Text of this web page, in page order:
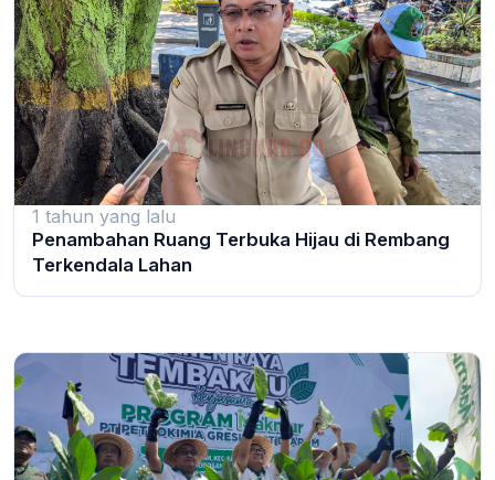
1 tahun yang lalu
Penambahan Ruang Terbuka Hijau di Rembang
Terkendala Lahan